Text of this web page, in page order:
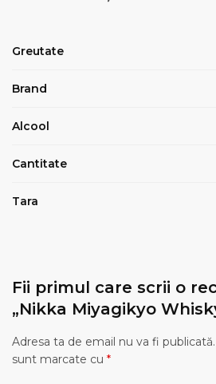
Greutate
Brand
Alcool
Cantitate
Tara
Fii primul care scrii o
„Nikka Miyagikyo
Adresa ta de email nu va fi publicată.
sunt marcate cu *